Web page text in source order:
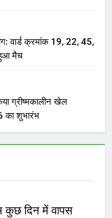
वार्ड क्रमांक 19, 22, 45,
मैच
ग्रीष्मकालीन खेल
का शुभारंभ
कुछ दिन में वापस